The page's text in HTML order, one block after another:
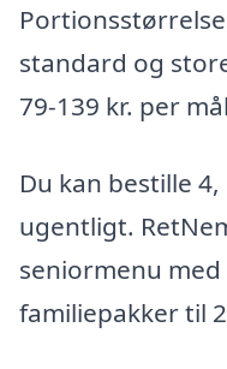
standard og
79-139 kr. per
Du kan bestille
ugentligt.
seniormenu
familiepakker til